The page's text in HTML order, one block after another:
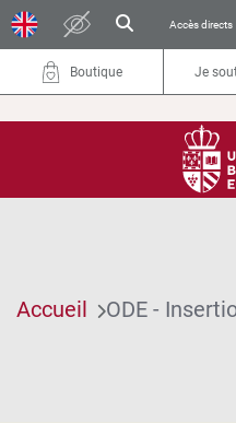
Accès directs
Boutique Je
Accueil ODE -